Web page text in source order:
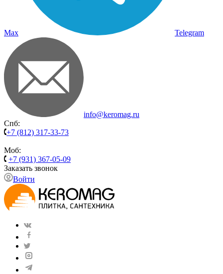
Max Telegram
info@keromag.ru
Спб:
+7 (812) 317-33-73
Моб:
+7 (931) 367-05-09
Заказать звонок
Войти